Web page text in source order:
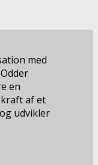
med
en
af et
udvikler